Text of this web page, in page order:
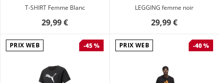
T-SHIRT Femme Blanc
29,99 €
LEGGING femme noir
29,99 €
PRIX WEB -45 % PRIX WEB -40 %